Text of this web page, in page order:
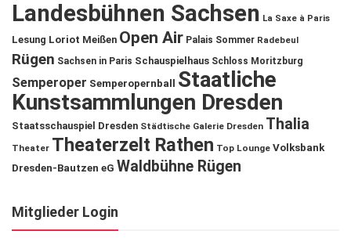
Landesbühnen Sachsen La Saxe à Paris
Lesung Loriot Meißen Open Air Palais Sommer Radebeul
Rügen Sachsen in Paris Schauspielhaus Schloss Moritzburg
Semperoper Semperopernball
Staatliche
Kunstsammlungen Dresden
Staatsschauspiel Dresden Städtische Galerie Dresden Thalia
Theater Theaterzelt Rathen Top Lounge Volksbank
Dresden-Bautzen eG Waldbühne Rügen
Mitglieder Login